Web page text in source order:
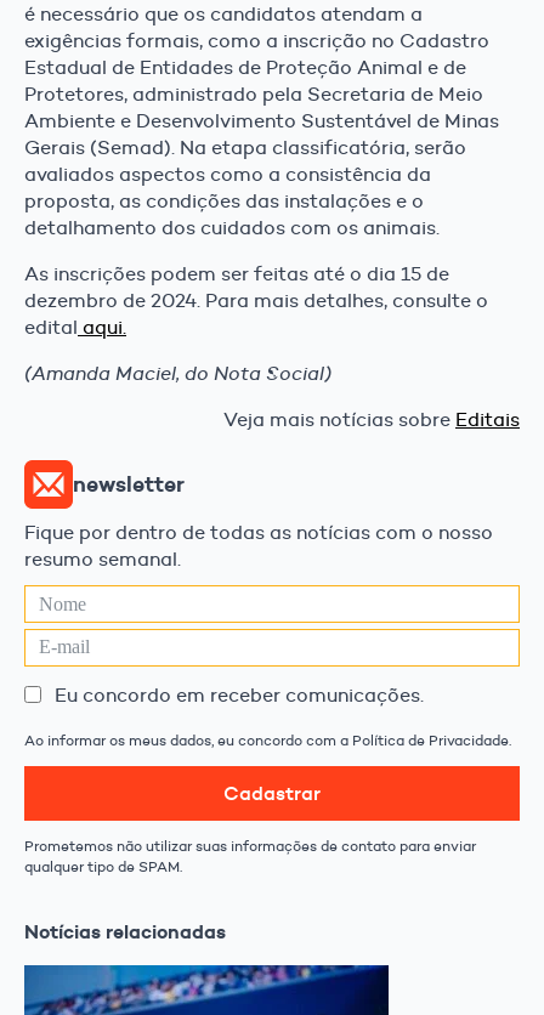
é necessário que os candidatos atendam a
exigências formais, como a inscrição no Cadastro
Estadual de Entidades de Proteção Animal e de
Protetores, administrado pela Secretaria de Meio
Ambiente e Desenvolvimento Sustentável de Minas
Gerais (Semad). Na etapa classificatória, serão
avaliados aspectos como a consistência da
proposta, as condições das instalações e o
detalhamento dos cuidados com os animais.
As inscrições podem ser feitas até o dia 15 de
dezembro de 2024. Para mais detalhes, consulte o
edital aqui.
(Amanda Maciel, do Nota Social)
Veja mais notícias sobre Editais
newsletter
Fique por dentro de todas as notícias com o nosso
resumo semanal.
Eu concordo em receber comunicações.
Ao informar os meus dados, eu concordo com a Política de Privacidade.
Cadastrar
Prometemos não utilizar suas informações de contato para enviar
qualquer tipo de SPAM.
Notícias relacionadas